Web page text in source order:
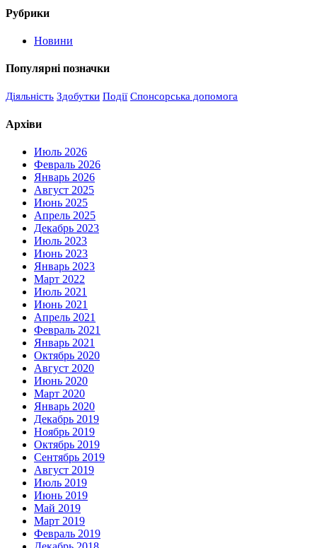
Рубрики
Новини
Популярні позначки
Діяльність Здобутки Події Спонсорська допомога
Архіви
Июль 2026
Февраль 2026
Январь 2026
Август 2025
Июнь 2025
Апрель 2025
Декабрь 2023
Июль 2023
Июнь 2023
Январь 2023
Март 2022
Июль 2021
Июнь 2021
Апрель 2021
Февраль 2021
Январь 2021
Октябрь 2020
Август 2020
Июнь 2020
Март 2020
Январь 2020
Декабрь 2019
Ноябрь 2019
Октябрь 2019
Сентябрь 2019
Август 2019
Июль 2019
Июнь 2019
Май 2019
Март 2019
Февраль 2019